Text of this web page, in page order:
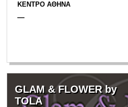
ΚΕΝΤΡΟ ΑΘΗΝΑ
—
GLAM & FLOWER by
TOLA